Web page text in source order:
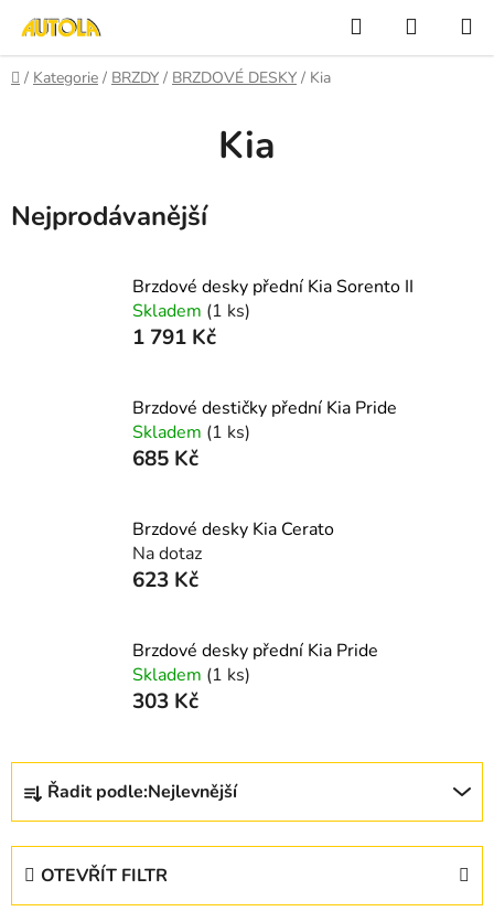
obsah
Hledat
KOŠÍK
Domů
/ Kategorie / BRZDY / BRZDOVÉ DESKY / Kia
Kia
Nejprodávanější
Brzdové desky přední Kia Sorento II
Skladem (1 ks)
1 791 Kč
Brzdové destičky přední Kia Pride
Skladem (1 ks)
685 Kč
Brzdové desky Kia Cerato
Na dotaz
623 Kč
Brzdové desky přední Kia Pride
Skladem (1 ks)
303 Kč
Ř
z
Řadit podle:Nejlevnější
OTEVŘÍT FILTR